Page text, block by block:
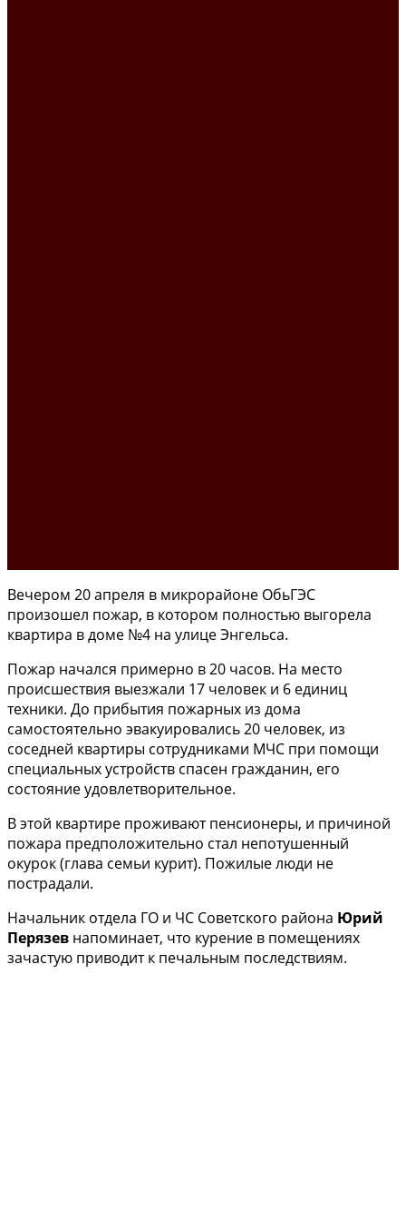
Вечером 20 апреля в микрорайоне ОбьГЭС
произошел пожар, в котором полностью выгорела
квартира в доме №4 на улице Энгельса.
Пожар начался примерно в 20 часов. На место
происшествия выезжали 17 человек и 6 единиц
техники. До прибытия пожарных из дома
самостоятельно эвакуировались 20 человек, из
соседней квартиры сотрудниками МЧС при помощи
специальных устройств спасен гражданин, его
состояние удовлетворительное.
В этой квартире проживают пенсионеры, и причиной
пожара предположительно стал непотушенный
окурок (глава семьи курит). Пожилые люди не
пострадали.
Начальник отдела ГО и ЧС Советского района Юрий
Перязев напоминает, что курение в помещениях
зачастую приводит к печальным последствиям.